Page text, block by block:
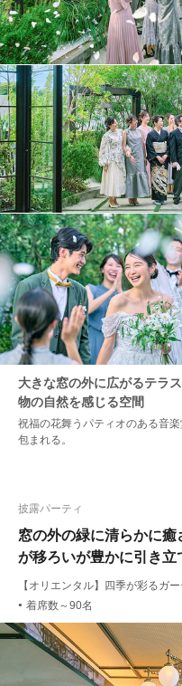
大きな窓の外に広がるテラ
物の自然を感じる空間
祝福の花舞うパティオのある音
包まれる。
窓の外の緑に清らかに
が移ろいが豊かに引き立
披露パーティ
【オリエンタル】四季が彩るガ
● 着席数～90名